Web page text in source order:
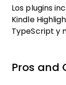
Los plugins
Kindle
TypeScript y
Pros and